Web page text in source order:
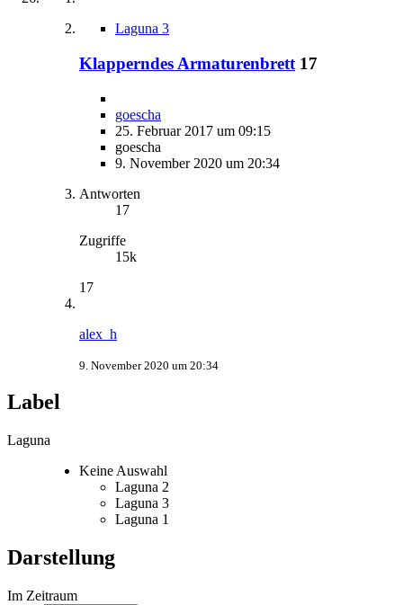
Laguna 3
Klapperndes Armaturenbrett 17
goescha
25. Februar 2017 um 09:15
goescha
9. November 2020 um 20:34
Antworten
17
Zugriffe
15k
17
alex_h
9. November 2020 um 20:34
Label
Laguna
Keine Auswahl
Laguna 2
Laguna 3
Laguna 1
Darstellung
Im Zeitraum